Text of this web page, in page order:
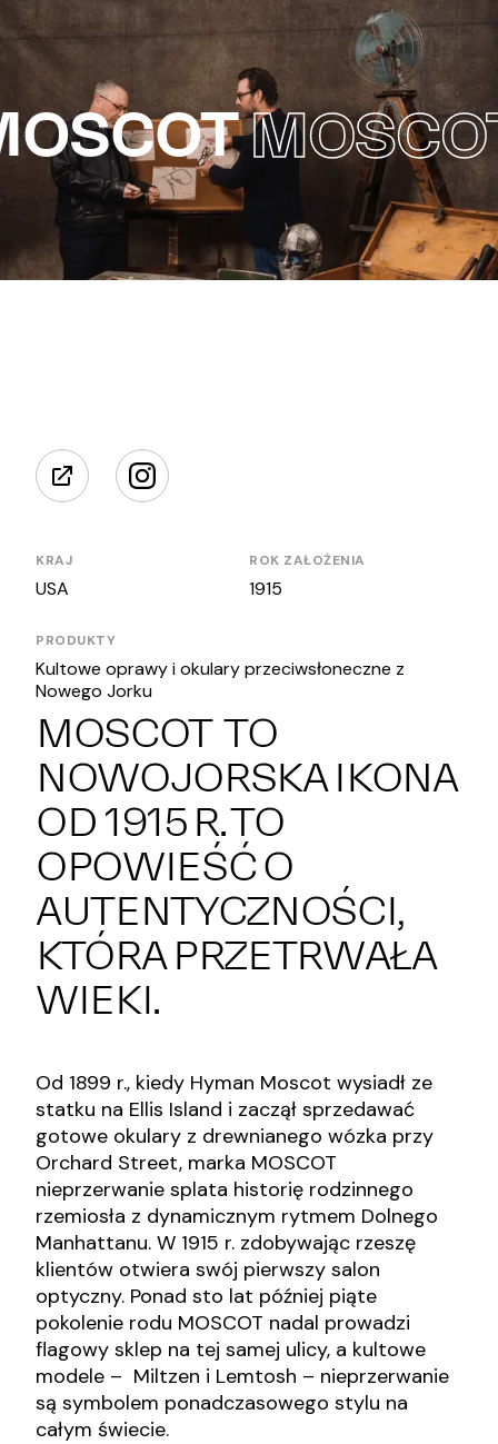
KRAJ
USA
ROK ZAŁOŻENIA
1915
PRODUKTY
Kultowe oprawy i okulary przeciwsłoneczne z
Nowego Jorku
MOSCOT TO
NOWOJORSKA IKONA
OD 1915 R. TO
OPOWIEŚĆ O
AUTENTYCZNOŚCI,
KTÓRA PRZETRWAŁA
WIEKI.
Od 1899 r., kiedy Hyman Moscot wysiadł ze
statku na Ellis Island i zaczął sprzedawać
gotowe okulary z drewnianego wózka przy
Orchard Street, marka MOSCOT
nieprzerwanie splata historię rodzinnego
rzemiosła z dynamicznym rytmem Dolnego
Manhattanu. W 1915 r. zdobywając rzeszę
klientów otwiera swój pierwszy salon
optyczny. Ponad sto lat później piąte
pokolenie rodu MOSCOT nadal prowadzi
flagowy sklep na tej samej ulicy, a kultowe
modele – Miltzen i Lemtosh – nieprzerwanie
są symbolem ponadczasowego stylu na
całym świecie.